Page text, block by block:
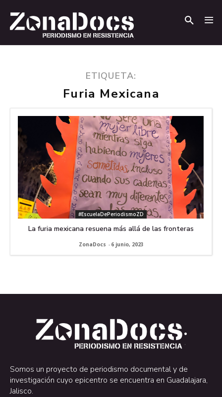
ETIQUETA:
Furia Mexicana
#EscuelaDePeriodismoZD
La furia mexicana resuena más allá de las fronteras
ZonaDocs - 6 junio, 2023
.
.
Somos un proyecto de periodismo documental y de
investigación cuyo epicentro se encuentra en Guadalajara,
Jalisco.